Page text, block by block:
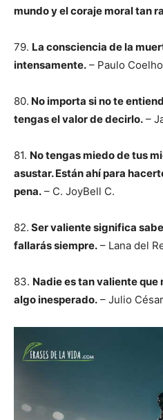
mundo y el coraje moral tan
79. La consciencia de la
intensamente. – Paulo Coelho
80. No importa si no te
tengas el valor de decirlo. –
81. No tengas miedo de tus
asustar. Están ahí para
pena. – C. JoyBell C.
82. Ser valiente significa
fallarás siempre. – Lana del
83. Nadie es tan valiente
algo inesperado. – Julio César